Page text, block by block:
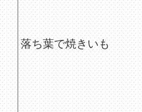
落ち葉で焼きいも